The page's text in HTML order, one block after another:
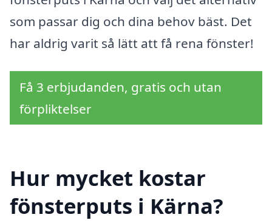
som passar dig och dina behov bäst. Det
har aldrig varit så lätt att få rena fönster!
Få 3 erbjudanden, gratis och utan
förpliktelser
Hur mycket kostar
fönsterputs i Kärna?